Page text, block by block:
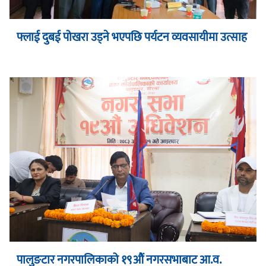
फ्लाई दुबई पोखरा उड्ने भएपछि पर्यटन व्यवसायीमा उत्साह
पालुङटार नगरपालिकाको १९औं नगरसभाबाट आ.व.